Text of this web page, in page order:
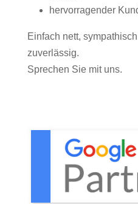
hervorragender
Einfach nett,
zuverlässig.
Sprechen Sie mit uns.